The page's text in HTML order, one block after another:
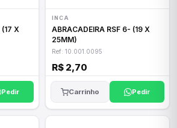
Pedir
INCA
ABRACADEIRA RSF 6- (19 X
25MM)
Ref: 10.001.0095
R$ 2,70
Carrinho Pedir